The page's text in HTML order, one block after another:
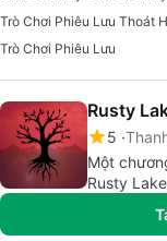
Trò Chơi Phiêu Lưu Thoát
Trò Chơi Phiêu Lưu
Rusty
5
Một
Rusty